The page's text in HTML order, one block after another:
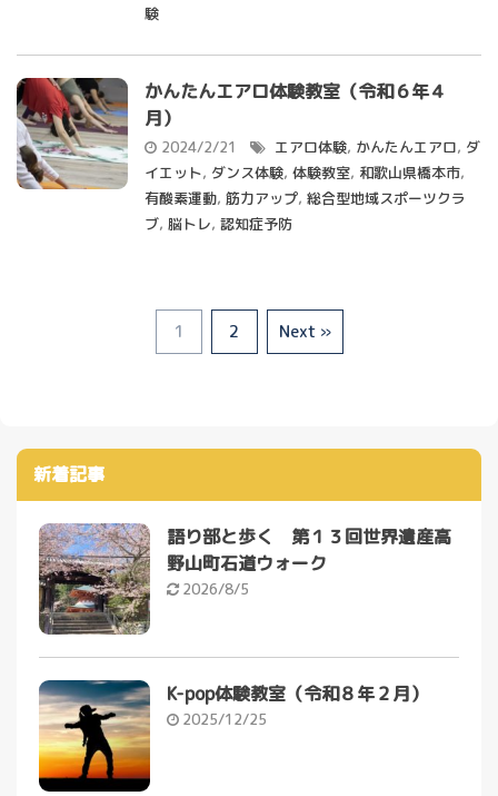
験
かんたんエアロ体験教室（令和６年４
月）
2024/2/21 エアロ体験, かんたんエアロ, ダ
イエット, ダンス体験, 体験教室, 和歌山県橋本市,
有酸素運動, 筋力アップ, 総合型地域スポーツクラ
ブ, 脳トレ, 認知症予防
1 2 Next »
新着記事
語り部と歩く 第１３回世界遺産高
野山町石道ウォーク
2026/8/5
K-pop体験教室（令和８年２月）
2025/12/25